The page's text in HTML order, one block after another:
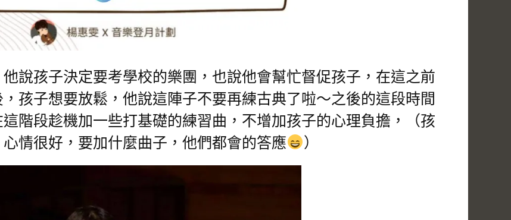
孩子決定要考學校的樂團，也說他會幫忙督促孩子，在這之前
孩子想要放鬆，他說這陣子不要再練古典了啦～之後的這段時間
階段趁機加一些打基礎的練習曲，不增加孩子的心理負擔，（孩
情很好，要加什麼曲子，他們都會的答應
）